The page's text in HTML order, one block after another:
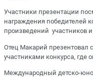
Участники презентации
награждения победителей
произведений участников
Отец Макарий презентовал
участниками конкурса, где
Международный детско-